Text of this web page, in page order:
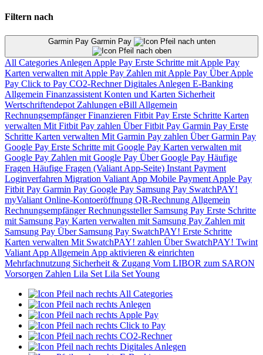
Filtern nach
Garmin Pay Garmin Pay
All Categories Anlegen Apple Pay Erste Schritte mit Apple Pay
Karten verwalten mit Apple Pay Zahlen mit Apple Pay Über Apple
Pay Click to Pay CO2-RechnerDigitales Anlegen E-Banking
Allgemein Finanzassistent Konten und Karten Sicherheit
Wertschriftendepot Zahlungen eBill Allgemein
RechnungsempfängerFinanzieren Fitbit Pay Erste Schritte Karten
verwalten Mit Fitbit Pay zahlen Über Fitbit Pay Garmin Pay Erste
Schritte Karten verwalten Mit Garmin Pay zahlen Über Garmin Pay
Google Pay Erste Schritte mit Google Pay Karten verwalten mit
Google Pay Zahlen mit Google Pay Über Google Pay Häufige
Fragen Häufige Fragen (Valiant App-Seite) Instant Payment
Loginverfahren Migration Valiant App Mobile Payment Apple Pay
Fitbit Pay Garmin Pay Google Pay Samsung Pay SwatchPAY!
myValiant Online-Kontoeröffnung QR-Rechnung Allgemein
RechnungsempfängerRechnungssteller Samsung Pay Erste Schritte
mit Samsung Pay Karten verwalten mit Samsung Pay Zahlen mit
Samsung Pay Über Samsung Pay SwatchPAY! Erste Schritte
Karten verwalten Mit SwatchPAY! zahlen Über SwatchPAY! Twint
Valiant App Allgemein App aktivieren & einrichten
Mehrfachnutzung Sicherheit & Zugang Vom LIBOR zum SARON
Vorsorgen Zahlen Lila Set Lila Set Young
All Categories
Anlegen
Apple Pay
Click to Pay
CO2-Rechner
Digitales Anlegen